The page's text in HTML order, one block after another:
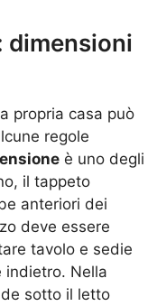
dimensioni
propria casa può
regole
è uno degli
il tappeto
anteriori dei
deve essere
tavolo e sedie
indietro. Nella
sotto il letto